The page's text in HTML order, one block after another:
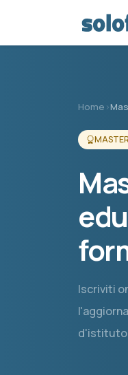
Home ›
Iscriviti
d'istituto